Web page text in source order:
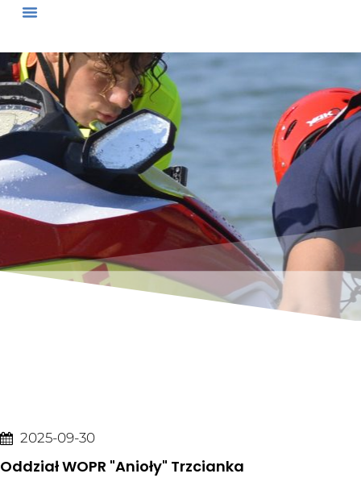
2025-09-30
Oddział WOPR "Anioły" Trzcianka